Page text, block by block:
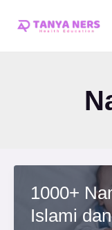
1000+
Islami